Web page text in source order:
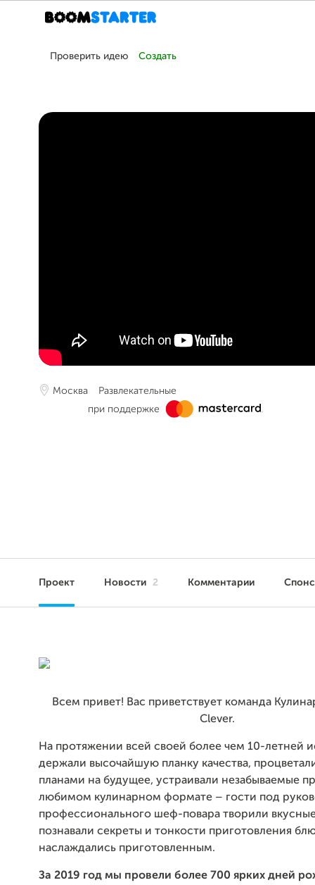
Проверить идею Создать
Москва
Развлекательные
при поддержке
Проект Новости 2 Комментарии
Всем привет! Вас приветствует команда
Clever.
На протяжении всей своей более чем 10-летней
держали высочайшую планку качества,
планами на будущее, устраивали незабываемые
любимом кулинарном формате – гости под
профессионального шеф-повара творили
познавали секреты и тонкости приготовления
наслаждались приготовленным.
За 2019 год мы провели более 700 ярких дней